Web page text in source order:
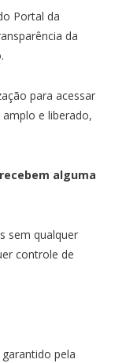
Portal da
da
para acessar
e liberado,
alguma
sem qualquer
controle de
pela